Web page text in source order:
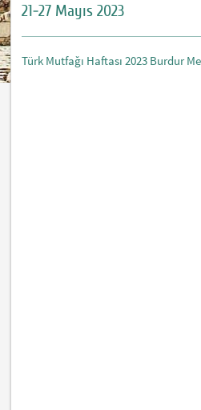
21-27 Mayıs 2023
Türk Mutfağı Haftası 2023 Burdur